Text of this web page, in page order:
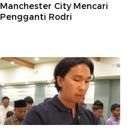
Manchester City Mencari
Pengganti Rodri